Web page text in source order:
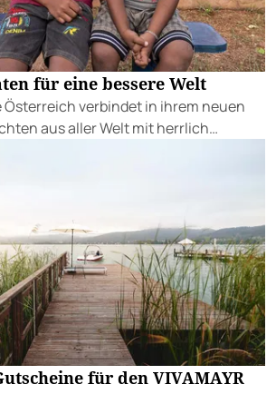
für eine bessere Welt
verbindet in ihrem neuen
aus aller Welt mit herrlich
für den VIVAMAYR